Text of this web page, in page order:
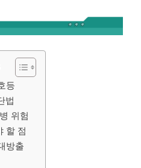
등
법
위험
할 점
방출